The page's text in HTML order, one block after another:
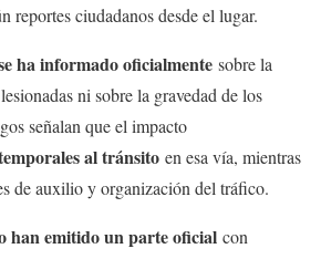
reportes ciudadanos desde el lugar.
ha informado oficialmente sobre la
ni sobre la gravedad de los
señalan que el impacto
al tránsito en esa vía, mientras
de auxilio y organización del tráfico.
han emitido un parte oficial con